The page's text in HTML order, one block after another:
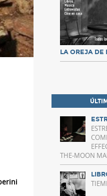
LA OREJA DE
THE-MOON